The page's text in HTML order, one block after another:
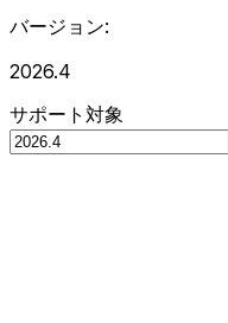
バージョン:
2026.4
サポート対象